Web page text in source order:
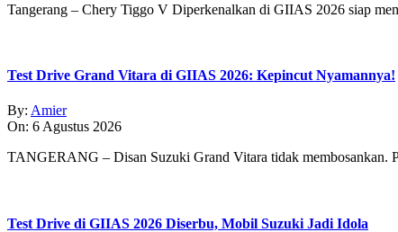
Tangerang – Chery Tiggo V Diperkenalkan di GIIAS 2026 siap
Test Drive Grand Vitara di GIIAS 2026: Kepincut Nyamannya!
By: Amier
On: 6 Agustus 2026
TANGERANG – Disan Suzuki Grand Vitara tidak membosankan.
Test Drive di GIIAS 2026 Diserbu, Mobil Suzuki Jadi Idola